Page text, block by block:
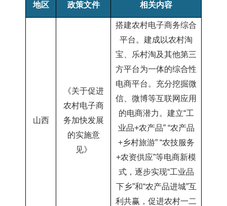
地区 政策文件 相关内容
山西
《关于促进
农村电子商
务加快发展
的实施意
见》
搭建农村电子商务综合
平台。建成以农村淘
宝、乐村淘及其他第三
方平台为一体的综合性
电商平台。充分挖掘微
信、微博等互联网应用
的电商潜力。建立“工
业品+农产品” “农产品
+乡村旅游” “农技服务
+农资供应”等电商新模
式，逐步实现“工业品
下乡”和“农产品进城”互
利共赢，促进农村一二